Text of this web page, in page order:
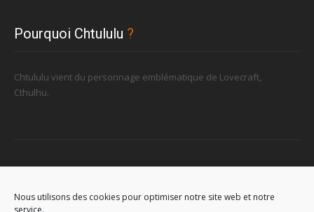
Nous utilisons des cookies pour optimiser notre site web et notre
service.
Pourquoi Chtululu ?
Chtululu vient du personnage emblématique de Lovecraft,
Cthulhu.